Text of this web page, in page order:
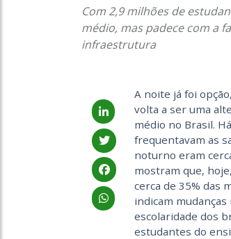
Com 2,9 milhões de
médio, mas padece com a
infraestrutura
A noite já foi
volta a ser uma
médio no Brasil.
frequentavam as
noturno eram
mostram que,
cerca de 35% das
indicam
escolaridade dos
estudantes do